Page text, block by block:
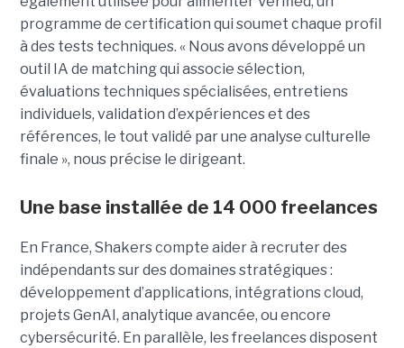
programme de certification qui soumet chaque profil
à des tests techniques. « Nous avons développé un
outil IA de matching qui associe sélection,
évaluations techniques spécialisées, entretiens
individuels, validation d’expériences et des
références, le tout validé par une analyse culturelle
finale », nous précise le dirigeant.
Une base installée de 14 000 freelances
En France, Shakers compte aider à recruter des
indépendants sur des domaines stratégiques :
développement d’applications, intégrations cloud,
projets GenAI, analytique avancée, ou encore
cybersécurité. En parallèle, les freelances disposent